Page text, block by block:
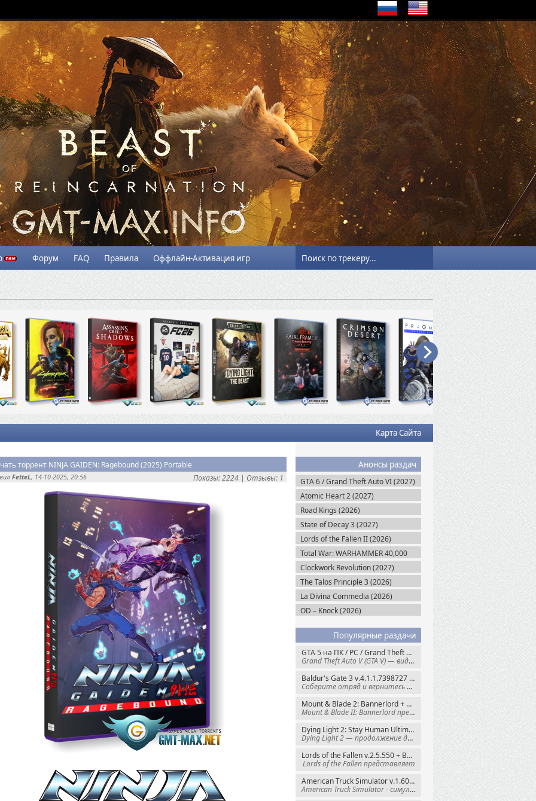
Форум FAQ Правила Оффлайн-Активация игр
Карта Сайта
Анонсы раздач
GTA 6 / Grand Theft Auto VI (2027)
Atomic Heart 2 (2027)
Road Kings (2026)
State of Decay 3 (2027)
Lords of the Fallen II (2026)
Total War: WARHAMMER 40,000
(2027)
Clockwork Revolution (2027)
The Talos Principle 3 (2026)
La Divina Commedia (2026)
OD – Knock (2026)
Популярные раздачи
GTA 5 на ПК / PC / Grand Theft Auto V: Premium Edition (2015) Steam-Rip
Grand Theft Auto V (GTA V) — видеоигра из
Baldur's Gate 3 v.4.1.1.7398727 + Все DLC (2023) GOG-Rip
Соберите отряд и вернитесь в Забытые
Mount & Blade 2: Bannerlord + War Sails v.1.4.7.117484 (2025) GOG
Mount & Blade II: Bannerlord представляет
Dying Light 2: Stay Human Ultimate Edition v.1.29.0 + Все DLC (2022) Пиратка
Dying Light 2 — продолжение динамичного
Lords of the Fallen v.2.5.550 + Все DLC (2023) Пиратка
Lords of the Fallen представляет
American Truck Simulator v.1.60.1.8s + Все DLC (2016) Пиратка
American Truck Simulator - симулятор
торрент NINJA GAIDEN: Ragebound (2025) Portable
Показы: 2224 | Отзывы: 1
FetteL, 14-10-2025, 20:56